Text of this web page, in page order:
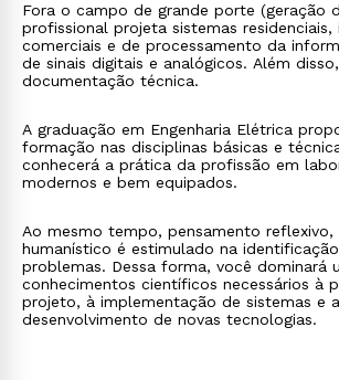
Fora o campo de grande porte (geração
profissional projeta sistemas residenciais,
comerciais e de processamento da
de sinais digitais e analógicos. Além
documentação técnica.
A graduação em Engenharia Elétrica
formação nas disciplinas básicas e
conhecerá a prática da profissão em
modernos e bem equipados.
Ao mesmo tempo, pensamento
humanístico é estimulado na
problemas. Dessa forma, você dominará
conhecimentos científicos necessários à
projeto, à implementação de sistemas e
desenvolvimento de novas tecnologias.